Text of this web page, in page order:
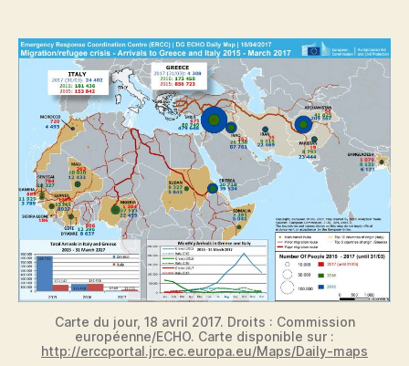
Carte du jour, 18 avril 2017. Droits : Commission
européenne/ECHO. Carte disponible sur :
http://erccportal.jrc.ec.europa.eu/Maps/Daily-maps